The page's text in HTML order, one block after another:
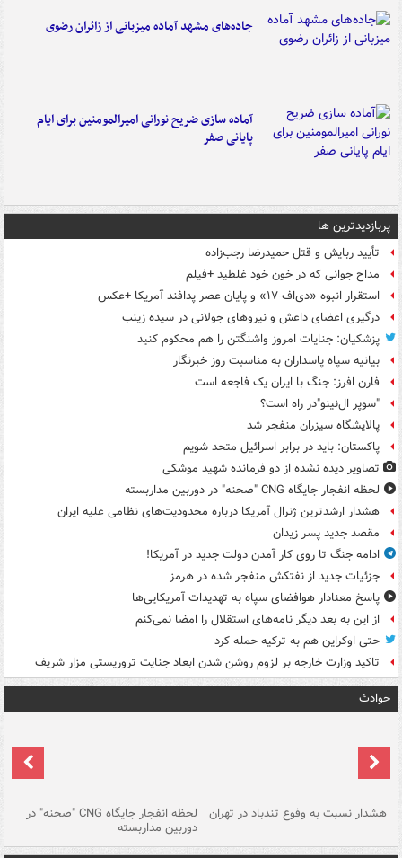
جاده‌های مشهد آماده میزبانی از زائران رضوی
آماده سازی ضریح نورانی امیرالمومنین برای ایام
پایانی صفر
پربازدیدترین ها
تأیید ربایش و قتل حمیدرضا رجب‌زاده
مداح جوانی که در خون خود غلطید +فیلم
استقرار انبوه «دی‌اف‑۱۷» و پایان عصر پدافند آمریکا +عکس
درگیری اعضای داعش و نیروهای جولانی در سیده زینب
پزشکیان: جنایات امروز واشنگتن را هم محکوم کنید
بیانیه سپاه پاسداران به مناسبت روز خبرنگار
فارن افرز: جنگ با ایران یک فاجعه است
"سوپر ال‌نینو"در راه است؟
پالایشگاه سیزران منفجر شد
پاکستان: باید در برابر اسرائیل متحد شویم
تصاویر دیده‌ نشده از دو فرمانده شهید موشکی
لحظه انفجار جایگاه CNG "صحنه" در دوربین مداربسته
هشدار ارشدترین ژنرال آمریکا درباره محدودیت‌های نظامی علیه ایران
مقصد جدید پسر زیدان
ادامه جنگ تا روی کار آمدن دولت جدید در آمریکا!
جزئیات جدید از نفتکش منفجر شده در هرمز
پاسخ معنادار هوافضای سپاه به تهدیدات آمریکایی‌ها
از این به بعد دیگر نامه‌های استقلال را امضا نمی‌کنم
حتی اوکراین هم به ترکیه حمله کرد
تاکید وزارت خارجه بر لزوم روشن شدن ابعاد جنایت تروریستی مزار شریف
حوادث
هشدار نسبت به وفوع تندباد در تهران لحظه انفجار جایگاه CNG "صحنه" در
دوربین مداربسته